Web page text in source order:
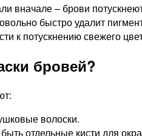
– брови
быстро удалит
к потускнению свежего
бровей?
волоски.
отдельные кисти для